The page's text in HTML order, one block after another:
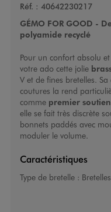
Réf. : 40642230217
GÉMO FOR GOOD -
polyamide recyclé
Pour un confort absolu
votre ado cette jolie
V et de fines bretelles.
coutures la rend
comme premier
elle se fait très discrète
bonnets paddés avec
moduler le volume.
Caractéristiques
Type de bretelle :